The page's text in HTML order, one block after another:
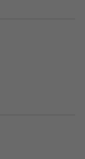
testet